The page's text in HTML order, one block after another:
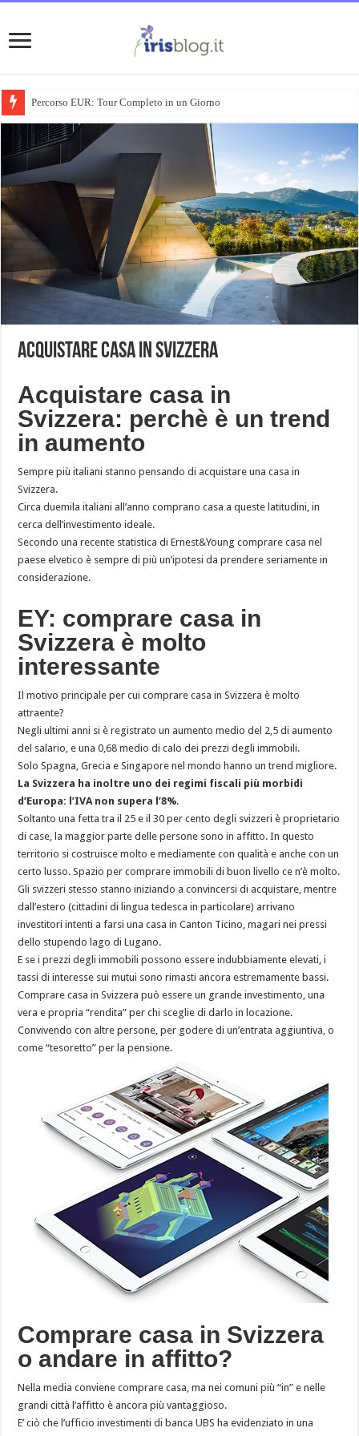
Percorso EUR: Tour Completo in un Giorno
Acquistare casa in Svizzera
Acquistare casa in
Svizzera: perchè è un trend
in aumento
Sempre più italiani stanno pensando di acquistare una casa in
Svizzera.
Circa duemila italiani all’anno comprano casa a queste latitudini, in
cerca dell’investimento ideale.
Secondo una recente statistica di Ernest&Young comprare casa nel
paese elvetico è sempre di più un’ipotesi da prendere seriamente in
considerazione.
EY: comprare casa in
Svizzera è molto
interessante
Il motivo principale per cui comprare casa in Svizzera è molto
attraente?
Negli ultimi anni si è registrato un aumento medio del 2,5 di aumento
del salario, e una 0,68 medio di calo dei prezzi degli immobili.
Solo Spagna, Grecia e Singapore nel mondo hanno un trend migliore.
La Svizzera ha inoltre uno dei regimi fiscali più morbidi
d’Europa: l’IVA non supera l’8%.
Soltanto una fetta tra il 25 e il 30 per cento degli svizzeri è proprietario
di case, la maggior parte delle persone sono in affitto. In questo
territorio si costruisce molto e mediamente con qualità e anche con un
certo lusso. Spazio per comprare immobili di buon livello ce n’è molto.
Gli svizzeri stesso stanno iniziando a convincersi di acquistare, mentre
dall’estero (cittadini di lingua tedesca in particolare) arrivano
investitori intenti a farsi una casa in Canton Ticino, magari nei pressi
dello stupendo lago di Lugano.
E se i prezzi degli immobili possono essere indubbiamente elevati, i
tassi di interesse sui mutui sono rimasti ancora estremamente bassi.
Comprare casa in Svizzera può essere un grande investimento, una
vera e propria “rendita” per chi sceglie di darlo in locazione.
Convivendo con altre persone, per godere di un’entrata aggiuntiva, o
come “tesoretto” per la pensione.
Comprare casa in Svizzera
o andare in affitto?
Nella media conviene comprare casa, ma nei comuni più “in” e nelle
grandi città l’affitto è ancora più vantaggioso.
E’ ciò che l’ufficio investimenti di banca UBS ha evidenziato in una